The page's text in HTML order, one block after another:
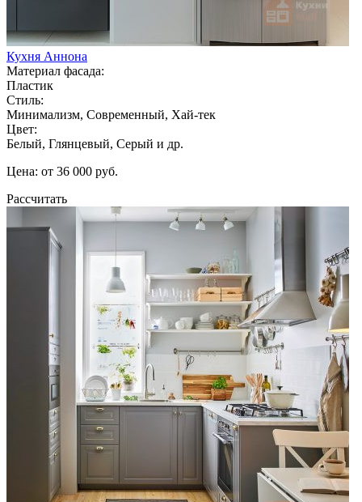
Кухня Аннона
Материал фасада:
Пластик
Стиль:
Минимализм, Современный, Хай-тек
Цвет:
Белый, Глянцевый, Серый и др.
Цена: от 36 000 руб.
Рассчитать